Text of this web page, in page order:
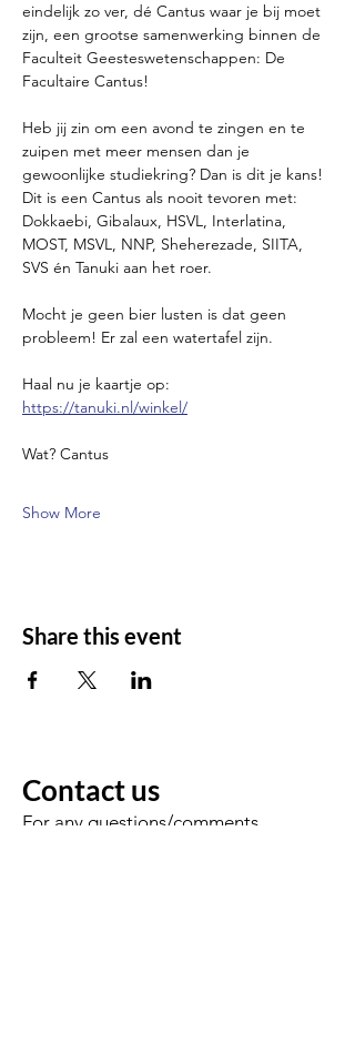
eindelijk zo ver, dé Cantus waar je bij moet
zijn, een grootse samenwerking binnen de
Faculteit Geesteswetenschappen: De
Facultaire Cantus!
Heb jij zin om een avond te zingen en te
zuipen met meer mensen dan je
gewoonlijke studiekring? Dan is dit je kans!
Dit is een Cantus als nooit tevoren met:
Dokkaebi, Gibalaux, HSVL, Interlatina,
MOST, MSVL, NNP, Sheherezade, SIITA,
SVS én Tanuki aan het roer.
Mocht je geen bier lusten is dat geen
probleem! Er zal een watertafel zijn.
Haal nu je kaartje op:
https://tanuki.nl/winkel/
Wat? Cantus
Show More
Share this event
Contact us
For any questions/comments